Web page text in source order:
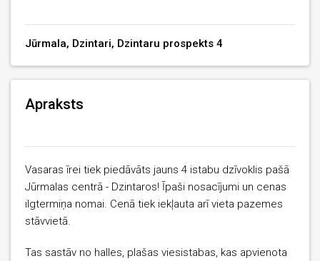
Jūrmala, Dzintari, Dzintaru prospekts 4
Apraksts
Vasaras īrei tiek piedāvāts jauns 4 istabu dzīvoklis pašā
Jūrmalas centrā - Dzintaros! Īpaši nosacījumi un cenas
ilgtermiņa nomai. Cenā tiek iekļauta arī vieta pazemes
stāvvietā.
Tas sastāv no halles, plašas viesistabas, kas apvienota